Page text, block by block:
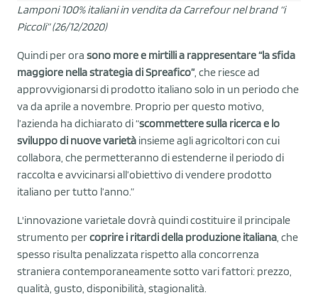
Lamponi 100% italiani in vendita da Carrefour nel brand “i
Piccoli” (26/12/2020)
Quindi per ora sono more e mirtilli a rappresentare “la sfida
maggiore nella strategia di Spreafico”, che riesce ad
approvvigionarsi di prodotto italiano solo in un periodo che
va da aprile a novembre. Proprio per questo motivo,
l’azienda ha dichiarato di “scommettere sulla ricerca e lo
sviluppo di nuove varietà insieme agli agricoltori con cui
collabora, che permetteranno di estenderne il periodo di
raccolta e avvicinarsi all’obiettivo di vendere prodotto
italiano per tutto l’anno.”
L'innovazione varietale dovrà quindi costituire il principale
strumento percoprire i ritardi della produzione italiana, che
spesso risulta penalizzata rispetto alla concorrenza
straniera contemporaneamente sotto vari fattori: prezzo,
qualità, gusto, disponibilità, stagionalità.